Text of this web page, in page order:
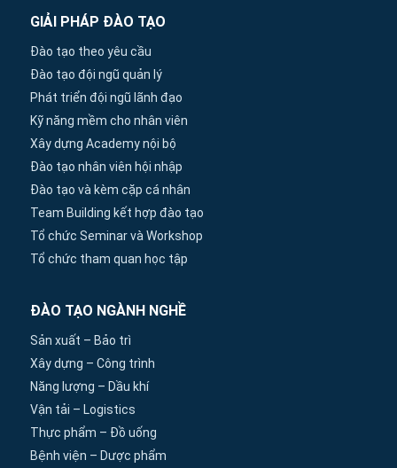
GIẢI PHÁP ĐÀO TẠO
Đào tạo theo yêu cầu
Đào tạo đội ngũ quản lý
Phát triển đội ngũ lãnh đạo
Kỹ năng mềm cho nhân viên
Xây dựng Academy nội bộ
Đào tạo nhân viên hội nhập
Đào tạo và kèm cặp cá nhân
Team Building kết hợp đào tạo
Tổ chức Seminar và Workshop
Tổ chức tham quan học tập
ĐÀO TẠO NGÀNH NGHỀ
Sản xuất – Bảo trì
Xây dựng – Công trình
Năng lượng – Dầu khí
Vận tải – Logistics
Thực phẩm – Đồ uống
Bệnh viện – Dược phẩm